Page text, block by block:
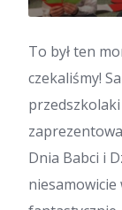
To był ten
czekaliśmy!
Dnia Babci i
niesamowicie